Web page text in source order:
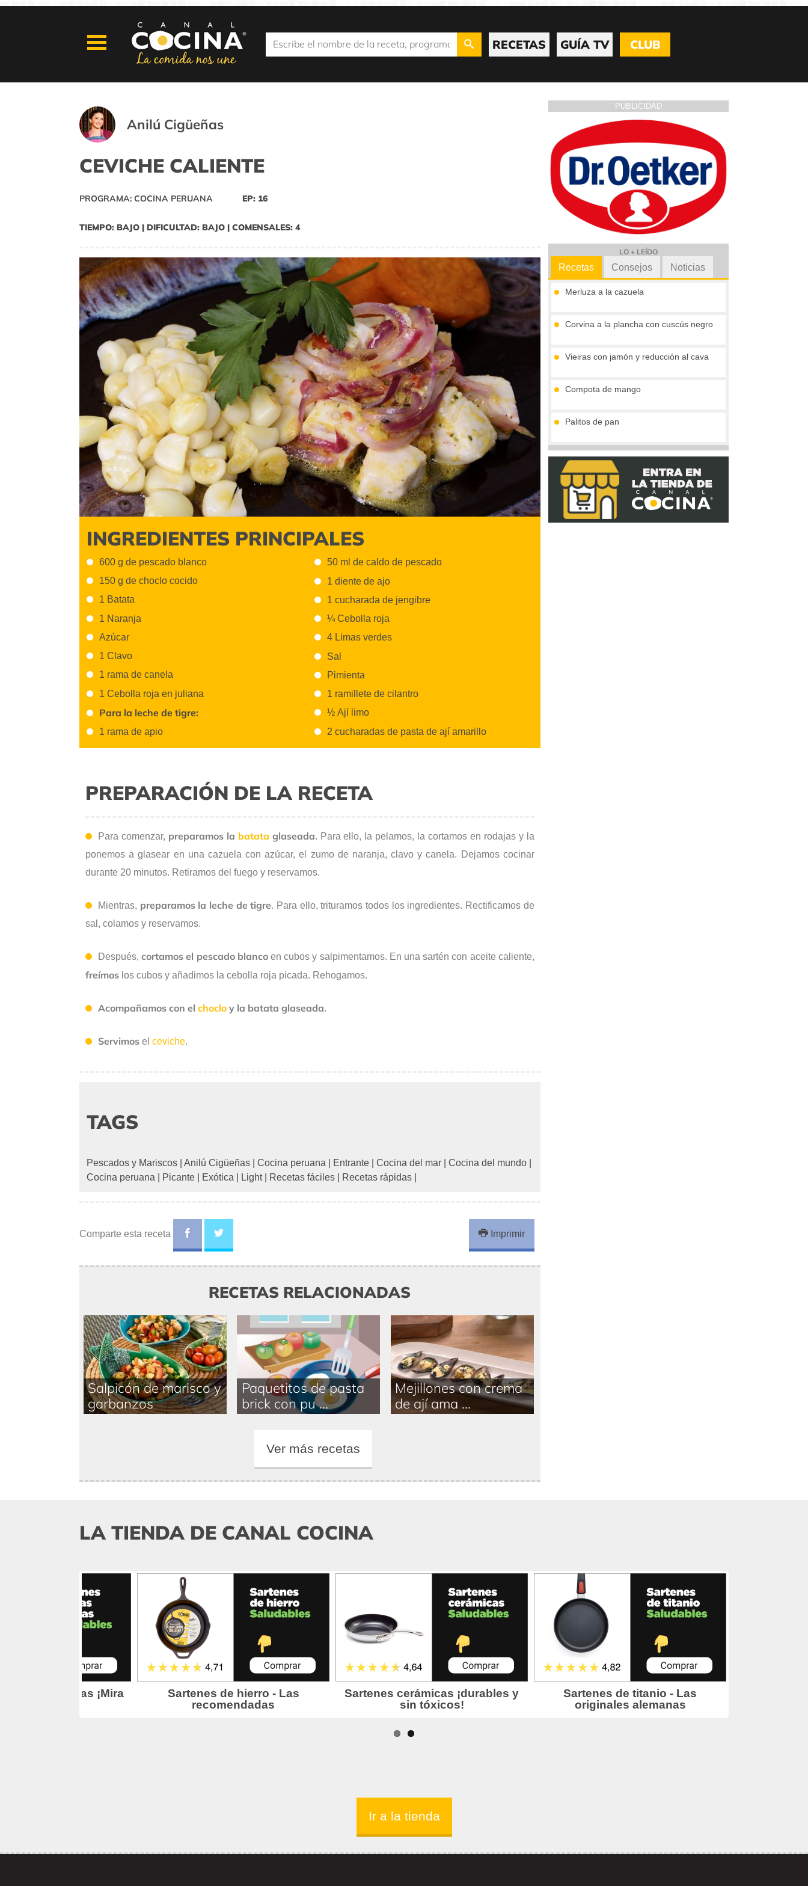
RECETAS GUÍA TV CLUB
Anilú Cigüeñas
CEVICHE CALIENTE
PROGRAMA: COCINA PERUANA EP: 16
TIEMPO: BAJO | DIFICULTAD: BAJO | COMENSALES: 4
INGREDIENTES PRINCIPALES
600 g de pescado blanco
150 g de choclo cocido
1 Batata
1 Naranja
Azúcar
1 Clavo
1 rama de canela
1 Cebolla roja en juliana
Para la leche de tigre:
1 rama de apio
50 ml de caldo de pescado
1 diente de ajo
1 cucharada de jengibre
¼ Cebolla roja
4 Limas verdes
Sal
Pimienta
1 ramillete de cilantro
½ Ají limo
2 cucharadas de pasta de ají amarillo
PREPARACIÓN DE LA RECETA
Para comenzar, preparamos la batata glaseada. Para ello, la pelamos, la cortamos en rodajas y la
ponemos a glasear en una cazuela con azúcar, el zumo de naranja, clavo y canela. Dejamos cocinar
durante 20 minutos. Retiramos del fuego y reservamos.
Mientras, preparamos la leche de tigre. Para ello, trituramos todos los ingredientes. Rectificamos de
sal, colamos y reservamos.
Después,cortamos el pescado blancoen cubos y salpimentamos. En una sartén con aceite caliente,
freímos los cubos y añadimos la cebolla roja picada. Rehogamos.
Acompañamos con el choclo y la batata glaseada.
Servimos el ceviche.
TAGS
Pescados y Mariscos Anilú Cigüeñas Cocina peruana Entrante Cocina del mar Cocina del mundo
Cocina peruana
Picante Exótica Light| Recetas fáciles Recetas rápidas
Comparte esta receta Imprimir
RECETAS RELACIONADAS
Salpicón de marisco y
garbanzos
Paquetitos de pasta
brick con pu ...
Mejillones con crema
de ají ama ...
Ver más recetas
PUBLICIDAD
LO + LEÍDO
Recetas
Merluza a la cazuela
Corvina a la plancha con cuscús negro
Vieiras con jamón y reducción al cava
Compota de mango
Palitos de pan
Tronco de chocolate y turrón (sin gluten)
Consejos Noticias
LA TIENDA DE CANAL COCINA
Ir a la tienda